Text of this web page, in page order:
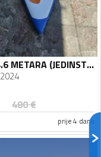
SUP 4.6 METARA (JEDINSTVENA)!!! BLUEFIN 15' PREMIUM
2024
480€
prije 4 dana